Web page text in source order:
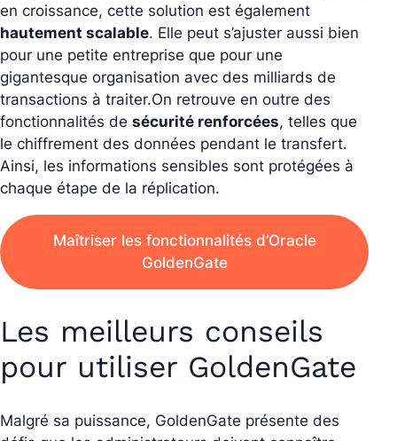
en croissance, cette solution est également
hautement scalable. Elle peut s’ajuster aussi bien
pour une petite entreprise que pour une
gigantesque organisation avec des milliards de
transactions à traiter.On retrouve en outre des
fonctionnalités de sécurité renforcées, telles que
le chiffrement des données pendant le transfert.
Ainsi, les informations sensibles sont protégées à
chaque étape de la réplication.
Maîtriser les fonctionnalités d’Oracle
GoldenGate
Les meilleurs conseils
pour utiliser GoldenGate
Malgré sa puissance, GoldenGate présente des